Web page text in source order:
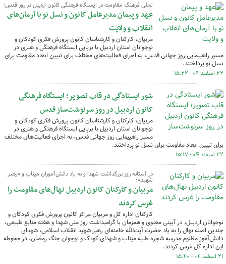
تجلی فرهنگ مقاومت در ایستگاه فرهنگی کانون اردبیل در روز قدس؛
عهد و پیمان مدیرعامل کانون و نسل نو با آرمان‌های
انقلاب و ولایت
مربیان، کارکنان و کارشناسان کانون پرورش فکری کودکان و
نوجوانان استان اردبیل با برپایی ایستگاه فرهنگی و هنری در
مسیر راهپیمایی روز جهانی قدس، به اجرای فعالیت‌های مختلف برای تبیین ابعاد مقاومت برای
نسل نو پرداختند.
۲۲ اسفند ۰۴ - ۱۵:۲۲
شور ایستادگی در قاب تصویر؛ ایستگاه فرهنگی
کانون اردبیل در روز سرنوشت‌ساز قدس
مربیان، کارکنان و کارشناسان کانون پرورش فکری کودکان و
نوجوانان استان اردبیل با برپایی ایستگاه فرهنگی و هنری در
مسیر راهپیمایی روز جهانی قدس، به اجرای فعالیت‌های مختلف
برای تبیین ابعاد مقاومت برای نسل نو پرداختند.
۲۲ اسفند ۰۴ - ۱۵:۱۷
در آستانه روز بزرگداشت شهدا و به یاد دانش‌آموزان میناب و «رهبر
شهید»؛
مربیان و کارکنان کانون اردبیل نهال‌های مقاومت را
غرس کردند
کارکنان اداره کل و مربیان مراکز کانون پرورش فکری کودکان و
نوجوانان اردبیل، در آیینی معنوی و همزمان با گرامیداشت روز ملی شهدا و هفته منابع طبیعی،
چندین اصله نهال را به یاد حضرت آیت‌الله خامنه‌ای رهبر شهید انقلاب اسلامی، شهدای
دانش‌آموز مظلوم مدرسه شجره طیبه میناب و شهدای کودک و نوجوان جنگ رمضان، در محوطه
این اداره کل غرس کردند.
۲۱ اسفند ۰۴ - ۱۵:۴۰